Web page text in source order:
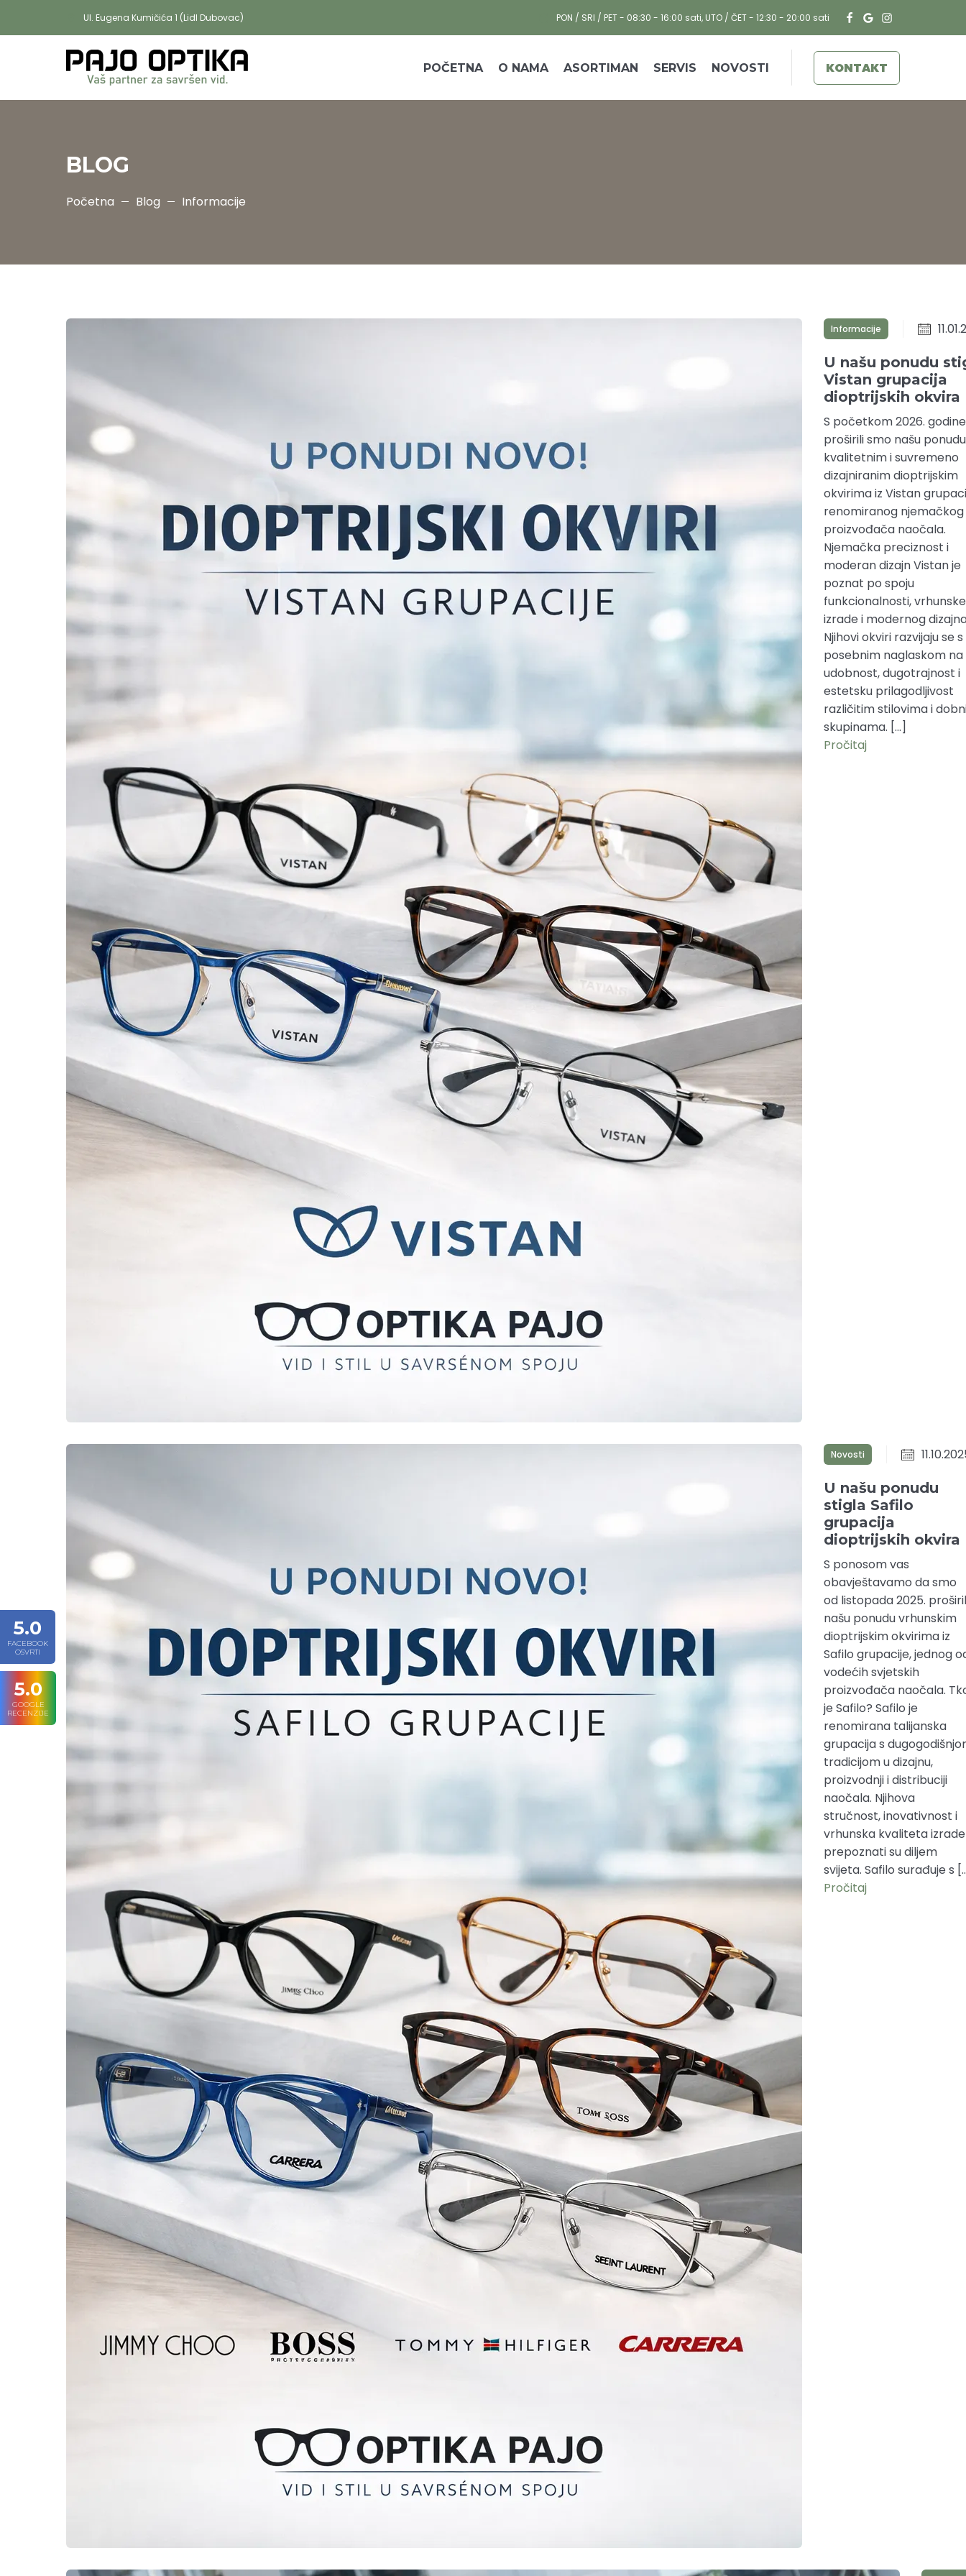
Ul. Eugena Kumičića 1 (Lidl Dubovac) PON / SRI / PET - 08:30 - 16:00 sati, UTO / ČET - 12:30 - 20:00 sati
POČETNA O NAMA ASORTIMAN SERVIS NOVOSTI KONTAKT
BLOG
Početna Blog Informacije
Informacije
U našu ponudu
Vistan grupacija
dioptrijskih okvira
S početkom 2026. godine
proširili smo našu ponudu
kvalitetnim i suvremeno
dizajniranim dioptrijskim
okvirima iz Vistan
renomiranog njemačkog
proizvođača naočala.
Njemačka preciznost i
moderan dizajn Vistan je
poznat po spoju
funkcionalnosti, vrhunske
izrade i modernog
Njihovi okviri razvijaju se s
posebnim naglaskom na
udobnost, dugotrajnost i
estetsku prilagodljivost
različitim stilovima i
skupinama. […]
Pročitaj
Novosti
U našu ponudu
stigla Safilo
grupacija
dioptrijskih okvira
S ponosom vas
obavještavamo da smo
od listopada 2025.
našu ponudu vrhunskim
dioptrijskim okvirima iz
Safilo grupacije, jednog
vodećih svjetskih
proizvođača naočala.
je Safilo? Safilo je
renomirana talijanska
grupacija s
tradicijom u dizajnu,
proizvodnji i distribuciji
naočala. Njihova
stručnost, inovativnost i
vrhunska kvaliteta izrade
prepoznati su diljem
svijeta. Safilo surađuje s
Pročitaj
5.0
FACEBOOK
OSVRTI
5.0
GOOGLE
RECENZIJE